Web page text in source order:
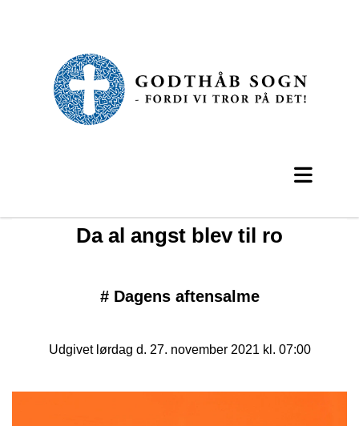
Da al angst blev til ro
# Dagens aftensalme
Udgivet lørdag d. 27. november 2021 kl. 07:00